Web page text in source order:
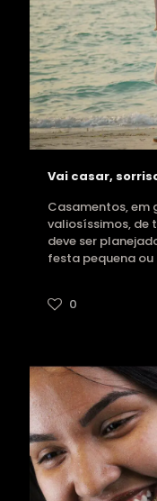
Vai casar,
Casamentos, em
valiosíssimos, de
deve ser
festa pequena
0